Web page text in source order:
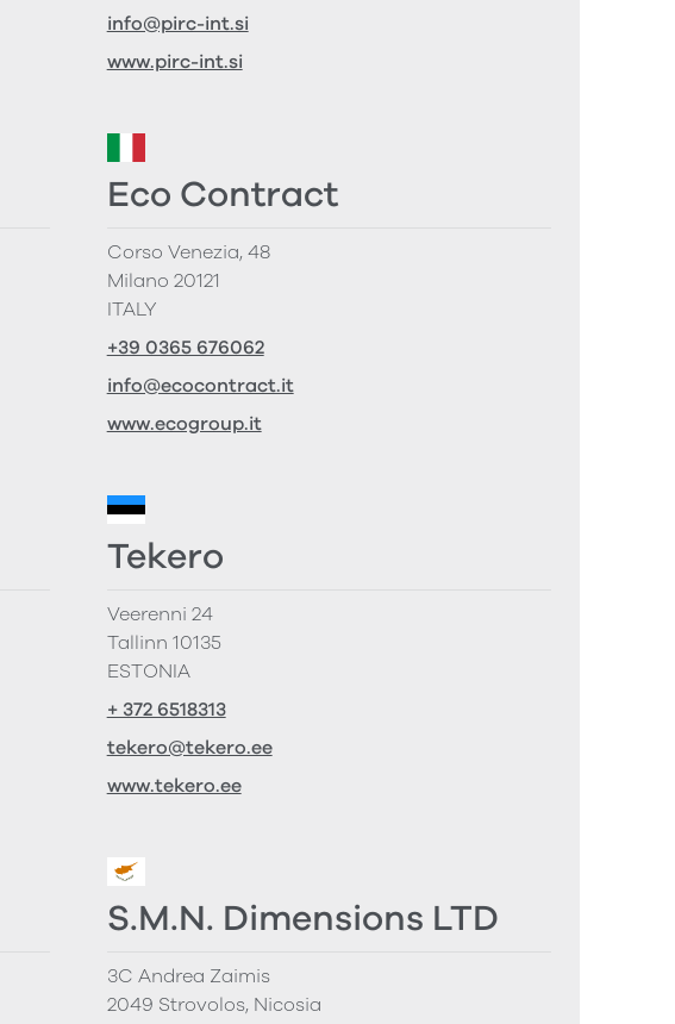
info@pirc-int.si
www.pirc-int.si
Eco Contract
Corso Venezia, 48
Milano 20121
ITALY
+39 0365 676062
info@ecocontract.it
www.ecogroup.it
Tekero
Veerenni 24
Tallinn 10135
ESTONIA
+ 372 6518313
tekero@tekero.ee
www.tekero.ee
S.M.N. Dimensions LTD
3C Andrea Zaimis
2049 Strovolos, Nicosia